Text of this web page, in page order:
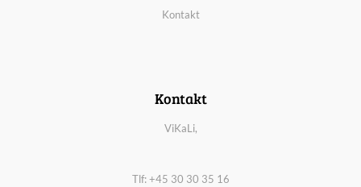
Kontakt
Kontakt
ViKaLi,
Tlf: +45 30 30 35 16